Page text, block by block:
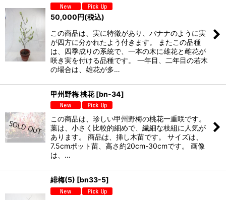
50,000円(税込)
この商品は、実に特徴があり、バナナのように実
が四方に分かれたよう付きます。 またこの品種
は、四季成りの系統で、一本の木に雄花と雌花が
咲き実を付ける品種です。 一年目、二年目の若木
の場合は、雄花が多…
甲州野梅 桃花 [bn-34]
この商品は、珍しい甲州野梅の桃花一重咲です。
葉は、小さく比較的細めで、繊細な枝組に人気が
あります。 商品は、挿し木苗です。 サイズは、
7.5cmポット苗、高さ約20cm-30cmです。 画像
は、…
緋梅(5) [bn33-5]